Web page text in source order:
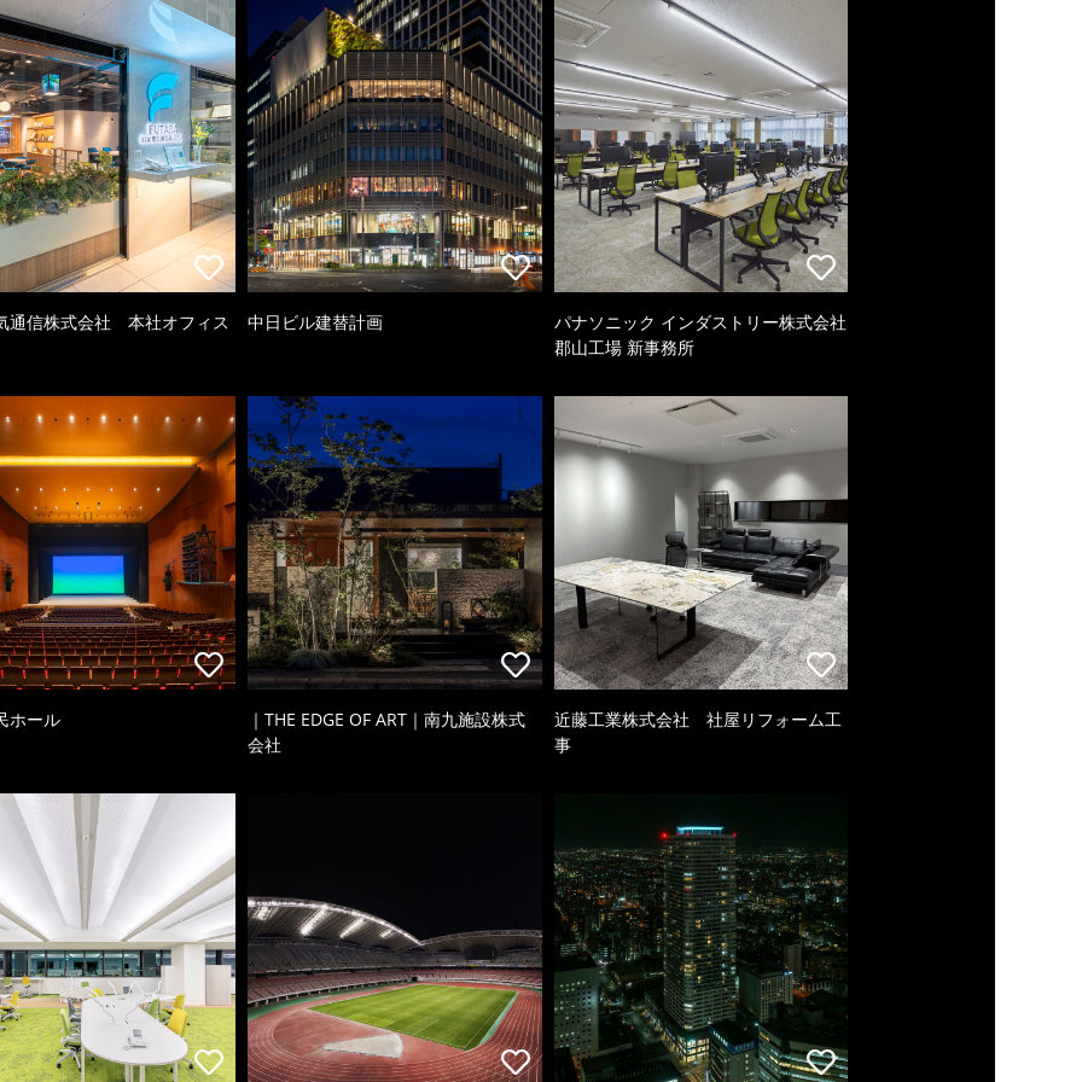
通信株式会社 本社オフィス 中日ビル建替計画
パナソニック インダストリー株式会社
郡山工場 新事務所
ホール
｜THE EDGE OF ART｜南九施設株式
会社
近藤工業株式会社 社屋リフォーム工
事